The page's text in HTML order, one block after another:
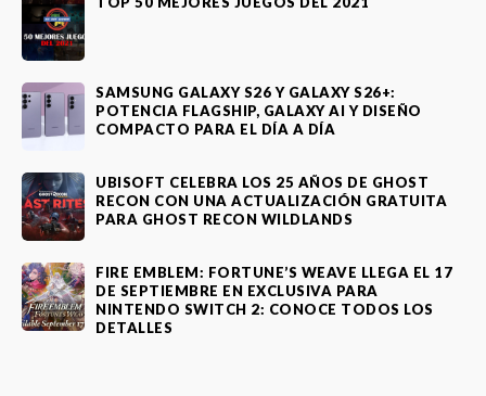
SAMSUNG GALAXY S26 Y GALAXY S26+:
POTENCIA FLAGSHIP, GALAXY AI Y DISEÑO
COMPACTO PARA EL DÍA A DÍA
UBISOFT CELEBRA LOS 25 AÑOS DE GHOST
RECON CON UNA ACTUALIZACIÓN GRATUITA
PARA GHOST RECON WILDLANDS
FIRE EMBLEM: FORTUNE’S WEAVE LLEGA EL 17
DE SEPTIEMBRE EN EXCLUSIVA PARA
NINTENDO SWITCH 2: CONOCE TODOS LOS
DETALLES